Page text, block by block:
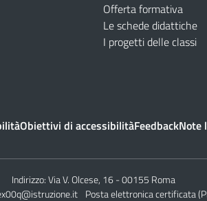
Offerta formativa
Le schede didattiche
I progetti delle classi
Obiettivi di accessibilitàFeedbackNote
Indirizzo:Via V. Olcese, 16 - 00155 Roma
Posta elettronica certificata